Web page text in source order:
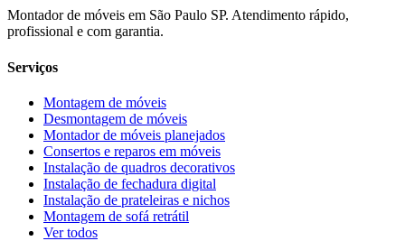
Montador de móveis em São Paulo SP. Atendimento rápido,
profissional e com garantia.
Serviços
Montagem de móveis
Desmontagem de móveis
Montador de móveis planejados
Consertos e reparos em móveis
Instalação de quadros decorativos
Instalação de fechadura digital
Instalação de prateleiras e nichos
Montagem de sofá retrátil
Ver todos